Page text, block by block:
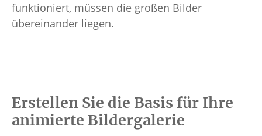
funktioniert, müssen die großen Bilder
übereinander liegen.
Erstellen Sie die Basis für Ihre
animierte Bildergalerie